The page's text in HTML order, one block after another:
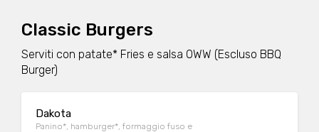
Classic Burgers
Serviti con patate* Fries e salsa OWW (Escluso BBQ
Burger)
Dakota
Panino*, hamburger*, formaggio fuso e